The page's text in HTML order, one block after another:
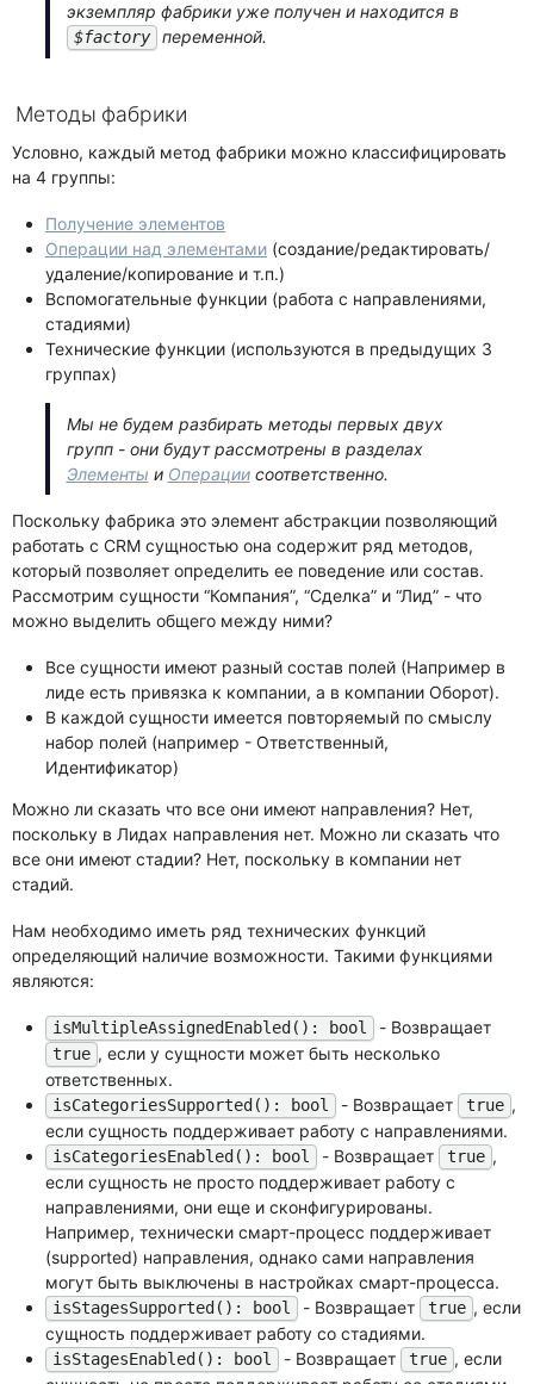
экземпляр фабрики уже получен и находится в
$factory переменной.
Методы фабрики
Условно, каждый метод фабрики можно классифицировать
на 4 группы:
Получение элементов
Операции над элементами (создание/редактировать/
удаление/копирование и т.п.)
Вспомогательные функции (работа с направлениями,
стадиями)
Технические функции (используются в предыдущих 3
группах)
Мы не будем разбирать методы первых двух
групп - они будут рассмотрены в разделах
Элементы и Операциисоответственно.
Поскольку фабрика это элемент абстракции позволяющий
работать с CRM сущностью она содержит ряд методов,
который позволяет определить ее поведение или состав.
Рассмотрим сущности “Компания”, “Сделка” и “Лид” - что
можно выделить общего между ними?
Все сущности имеют разный состав полей (Например в
лиде есть привязка к компании, а в компании Оборот).
В каждой сущности имеется повторяемый по смыслу
набор полей (например - Ответственный,
Идентификатор)
Можно ли сказать что все они имеют направления? Нет,
поскольку в Лидах направления нет. Можно ли сказать что
все они имеют стадии? Нет, поскольку в компании нет
стадий.
Нам необходимо иметь ряд технических функций
определяющий наличие возможности. Такими функциями
являются:
isMultipleAssignedEnabled(): bool - Возвращает
true , если у сущности может быть несколько
ответственных.
isCategoriesSupported(): bool - Возвращает true ,
если сущность поддерживает работу с направлениями.
isCategoriesEnabled(): bool - Возвращает true ,
если сущность не просто поддерживает работу с
направлениями, они еще и сконфигурированы.
Например, технически смарт-процесс поддерживает
(supported) направления, однако сами направления
могут быть выключены в настройках смарт-процесса.
isStagesSupported(): bool - Возвращает true , если
сущность поддерживает работу со стадиями.
isStagesEnabled(): bool - Возвращает true , если